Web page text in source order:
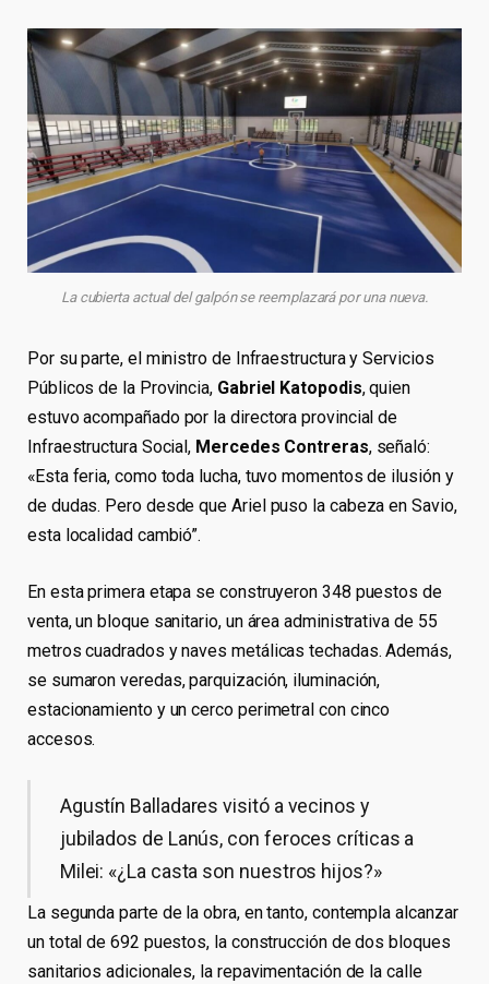
La cubierta actual del galpón se reemplazará por una nueva.
Por su parte, el ministro de Infraestructura y Servicios
Públicos de la Provincia, Gabriel Katopodis, quien
estuvo acompañado por la directora provincial de
Infraestructura Social, Mercedes Contreras, señaló:
«Esta feria, como toda lucha, tuvo momentos de ilusión y
de dudas. Pero desde que Ariel puso la cabeza en Savio,
esta localidad cambió”.
En esta primera etapa se construyeron 348 puestos de
venta, un bloque sanitario, un área administrativa de 55
metros cuadrados y naves metálicas techadas. Además,
se sumaron veredas, parquización, iluminación,
estacionamiento y un cerco perimetral con cinco
accesos.
Agustín Balladares visitó a vecinos y
jubilados de Lanús, con feroces críticas a
Milei: «¿La casta son nuestros hijos?»
La segunda parte de la obra, en tanto, contempla alcanzar
un total de 692 puestos, la construcción de dos bloques
sanitarios adicionales, la repavimentación de la calle